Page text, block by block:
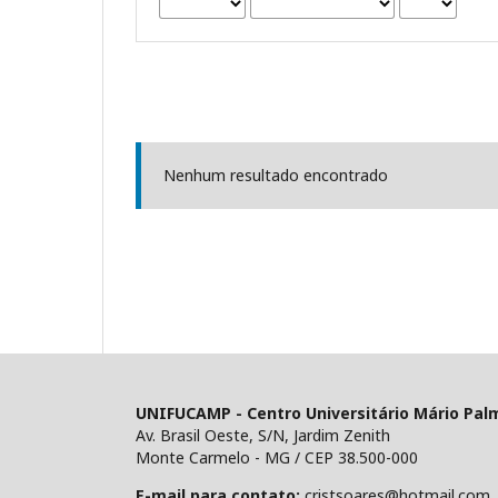
Nenhum resultado encontrado
UNIFUCAMP - Centro Universitário Mário
Av. Brasil Oeste, S/N, Jardim Zenith
Monte Carmelo - MG / CEP 38.500-000